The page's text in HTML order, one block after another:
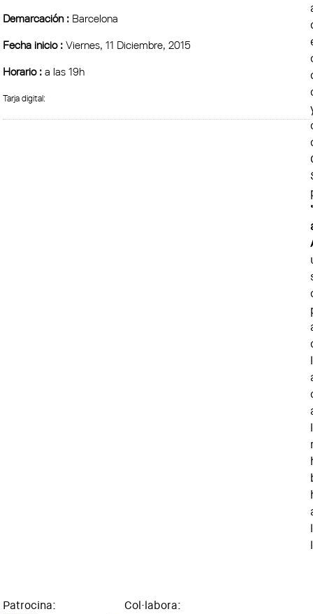
Demarcación : Barcelona
Fecha inicio :Viernes, 11 Diciembre, 2015
Horario :a las 19h
Tarja digital:
Patrocina: Col·labora: